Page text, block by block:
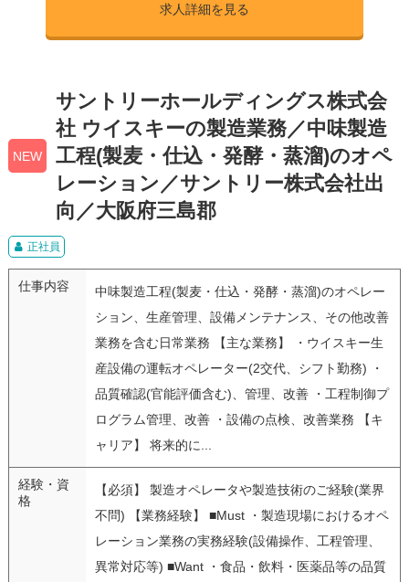
求人詳細を見る
NEW
サントリーホールディングス株式会
社 ウイスキーの製造業務／中味製造
工程(製麦・仕込・発酵・蒸溜)のオペ
レーション／サントリー株式会社出
向／大阪府三島郡
正社員
仕事内容
中味製造工程(製麦・仕込・発酵・蒸溜)のオペレー
ション、生産管理、設備メンテナンス、その他改善
業務を含む日常業務 【主な業務】 ・ウイスキー生
産設備の運転オペレーター(2交代、シフト勤務) ・
品質確認(官能評価含む)、管理、改善 ・工程制御プ
ログラム管理、改善 ・設備の点検、改善業務 【キ
ャリア】 将来的に...
経験・資
格
【必須】 製造オペレータや製造技術のご経験(業界
不問) 【業務経験】 ■Must ・製造現場におけるオペ
レーション業務の実務経験(設備操作、工程管理、
異常対応等) ■Want ・食品・飲料・医薬品等の品質